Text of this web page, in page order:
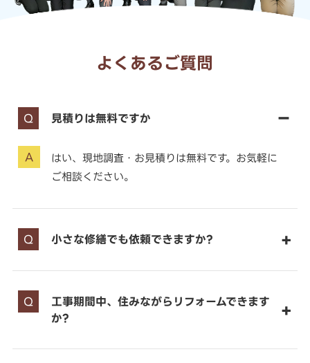
よくあるご質問
見積りは無料ですか
はい、現地調査・お見積りは無料です。お気軽に
ご相談ください。
小さな修繕でも依頼できますか?
工事期間中、住みながらリフォームできます
か?